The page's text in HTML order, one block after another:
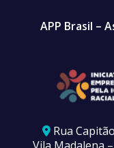
APP Brasil –
Rua